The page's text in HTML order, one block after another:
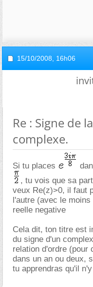
15/10/2008, 16h06
Re : Signe de
complexe.
Si tu places
, tu vois que sa
veux Re(z)>0, il faut
l'autre (avec le
reelle negative
Cela dit, ton titre est
du signe d'un
relation d'ordre (pour
dans un an ou deux,
tu apprendras qu'il